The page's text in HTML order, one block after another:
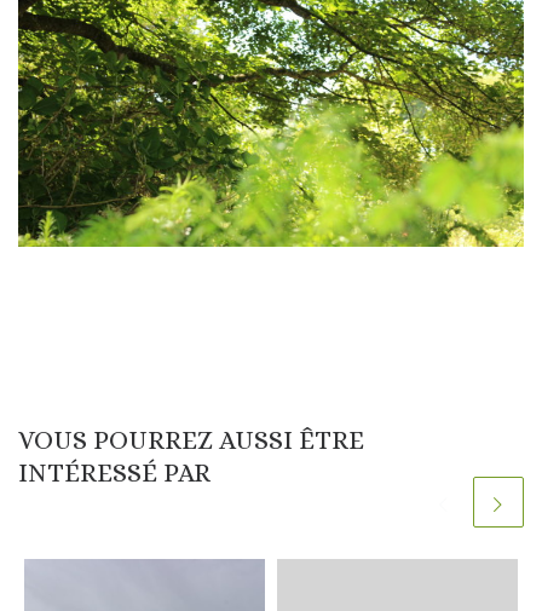
VOUS POURREZ AUSSI ÊTRE
INTÉRESSÉ PAR